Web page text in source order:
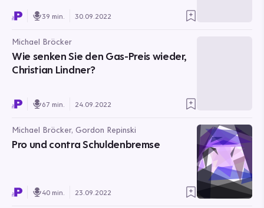
39 min. 30.09.2022
Michael Bröcker
Wie senken Sie den Gas-Preis wieder,
Christian Lindner?
67 min. 24.09.2022
Michael Bröcker, Gordon Repinski
Pro und contra Schuldenbremse
40 min. 23.09.2022